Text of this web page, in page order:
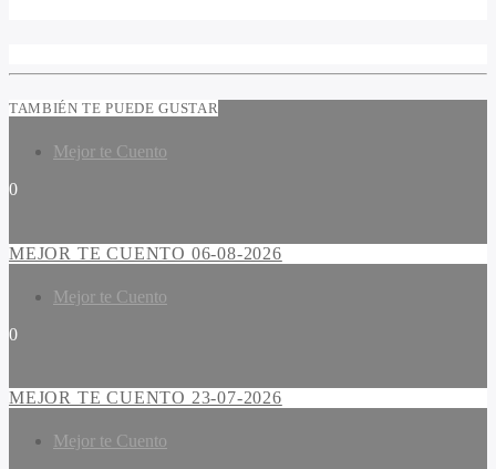
TAMBIÉN TE PUEDE GUSTAR
Mejor te Cuento
0
MEJOR TE CUENTO 06-08-2026
Mejor te Cuento
0
MEJOR TE CUENTO 23-07-2026
Mejor te Cuento